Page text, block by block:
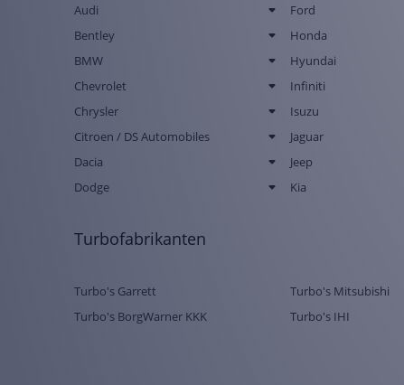
Audi
Bentley
BMW
Chevrolet
Chrysler
Citroen / DS Automobiles
Dacia
Dodge
Ford
Honda
Hyundai
Infiniti
Isuzu
Jaguar
Jeep
Kia
Turbofabrikanten
Turbo's Garrett
Turbo's BorgWarner KKK
Turbo's Mitsubishi
Turbo's IHI